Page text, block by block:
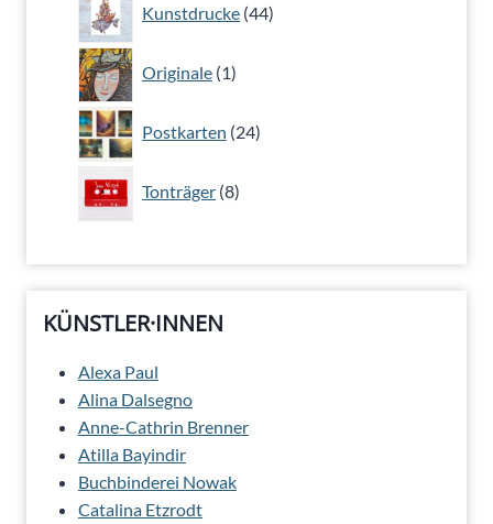
Kunstdrucke 44
Produkte
Originale 1
Produkt
Postkarten 24
Produkte
Tonträger 8
Produkte
KÜNSTLER·INNEN
Alexa Paul
Alina Dalsegno
Anne-Cathrin Brenner
Atilla Bayindir
Buchbinderei Nowak
Catalina Etzrodt